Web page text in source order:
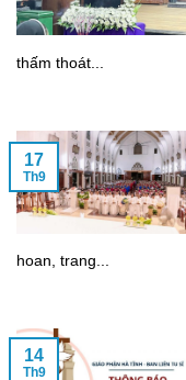
thấm thoát...
hoan, trang...
17
Th9
14
Th9